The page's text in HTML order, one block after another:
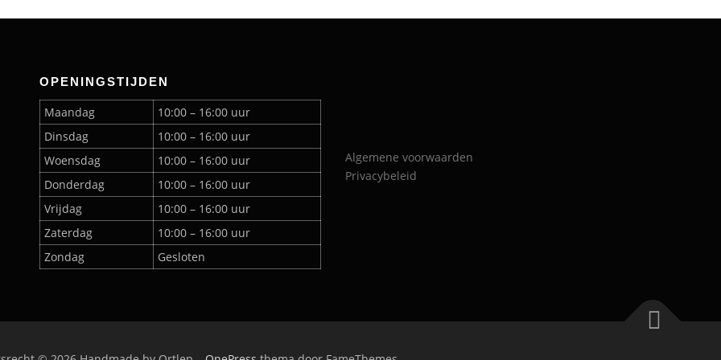
OPENINGSTIJDEN
Maandag
10:00 – 16:00 uur
Dinsdag
10:00 – 16:00 uur
Woensdag
10:00 – 16:00 uur
Donderdag
10:00 – 16:00 uur
Vrijdag
10:00 – 16:00 uur
Zaterdag
10:00 – 16:00 uur
Zondag
Gesloten
Algemene voorwaarden
Privacybeleid